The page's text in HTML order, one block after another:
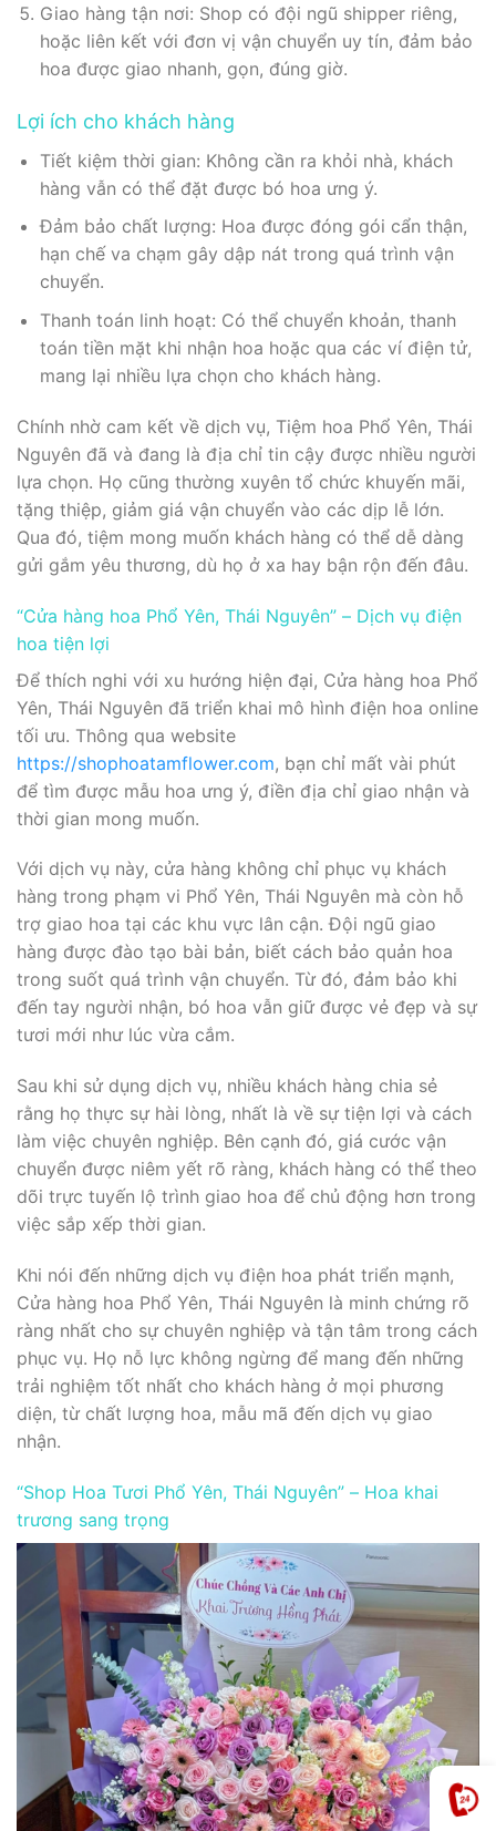
Giao hàng tận nơi: Shop có đội ngũ shipper riêng,
hoặc liên kết với đơn vị vận chuyển uy tín, đảm bảo
hoa được giao nhanh, gọn, đúng giờ.
Lợi ích cho khách hàng
Tiết kiệm thời gian: Không cần ra khỏi nhà, khách
hàng vẫn có thể đặt được bó hoa ưng ý.
Đảm bảo chất lượng: Hoa được đóng gói cẩn thận,
hạn chế va chạm gây dập nát trong quá trình vận
chuyển.
Thanh toán linh hoạt: Có thể chuyển khoản, thanh
toán tiền mặt khi nhận hoa hoặc qua các ví điện tử,
mang lại nhiều lựa chọn cho khách hàng.
Chính nhờ cam kết về dịch vụ, Tiệm hoa Phổ Yên, Thái
Nguyên đã và đang là địa chỉ tin cậy được nhiều người
lựa chọn. Họ cũng thường xuyên tổ chức khuyến mãi,
tặng thiệp, giảm giá vận chuyển vào các dịp lễ lớn.
Qua đó, tiệm mong muốn khách hàng có thể dễ dàng
gửi gắm yêu thương, dù họ ở xa hay bận rộn đến đâu.
“Cửa hàng hoa Phổ Yên, Thái Nguyên” – Dịch vụ điện
hoa tiện lợi
Để thích nghi với xu hướng hiện đại, Cửa hàng hoa Phổ
Yên, Thái Nguyên đã triển khai mô hình điện hoa online
tối ưu. Thông qua website
https://shophoatamflower.com, bạn chỉ mất vài phút
để tìm được mẫu hoa ưng ý, điền địa chỉ giao nhận và
thời gian mong muốn.
Với dịch vụ này, cửa hàng không chỉ phục vụ khách
hàng trong phạm vi Phổ Yên, Thái Nguyên mà còn hỗ
trợ giao hoa tại các khu vực lân cận. Đội ngũ giao
hàng được đào tạo bài bản, biết cách bảo quản hoa
trong suốt quá trình vận chuyển. Từ đó, đảm bảo khi
đến tay người nhận, bó hoa vẫn giữ được vẻ đẹp và sự
tươi mới như lúc vừa cắm.
Sau khi sử dụng dịch vụ, nhiều khách hàng chia sẻ
rằng họ thực sự hài lòng, nhất là về sự tiện lợi và cách
làm việc chuyên nghiệp. Bên cạnh đó, giá cước vận
chuyển được niêm yết rõ ràng, khách hàng có thể theo
dõi trực tuyến lộ trình giao hoa để chủ động hơn trong
việc sắp xếp thời gian.
Khi nói đến những dịch vụ điện hoa phát triển mạnh,
Cửa hàng hoa Phổ Yên, Thái Nguyên là minh chứng rõ
ràng nhất cho sự chuyên nghiệp và tận tâm trong cách
phục vụ. Họ nỗ lực không ngừng để mang đến những
trải nghiệm tốt nhất cho khách hàng ở mọi phương
diện, từ chất lượng hoa, mẫu mã đến dịch vụ giao
nhận.
“Shop Hoa Tươi Phổ Yên, Thái Nguyên” – Hoa khai
trương sang trọng